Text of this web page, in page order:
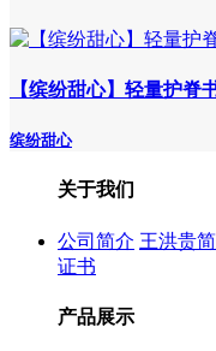
【缤纷甜心】轻量护脊
缤纷甜心
关于我们
公司简介 王洪贵
证书
产品展示